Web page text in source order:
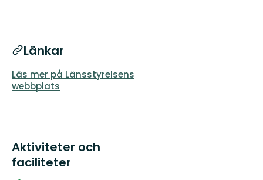
Länkar
Läs mer på Länsstyrelsens
webbplats
Aktiviteter och
faciliteter